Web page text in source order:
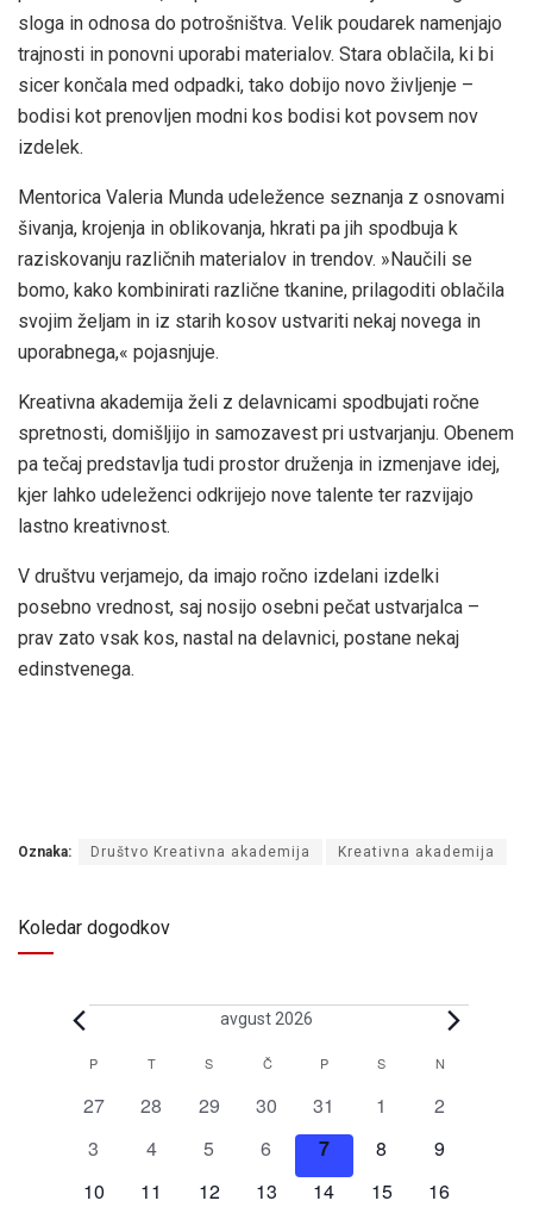
sloga in odnosa do potrošništva. Velik poudarek namenjajo
trajnosti in ponovni uporabi materialov. Stara oblačila, ki bi
sicer končala med odpadki, tako dobijo novo življenje –
bodisi kot prenovljen modni kos bodisi kot povsem nov
izdelek.
Mentorica Valeria Munda udeležence seznanja z osnovami
šivanja, krojenja in oblikovanja, hkrati pa jih spodbuja k
raziskovanju različnih materialov in trendov. »Naučili se
bomo, kako kombinirati različne tkanine, prilagoditi oblačila
svojim željam in iz starih kosov ustvariti nekaj novega in
uporabnega,« pojasnjuje.
Kreativna akademija želi z delavnicami spodbujati ročne
spretnosti, domišljijo in samozavest pri ustvarjanju. Obenem
pa tečaj predstavlja tudi prostor druženja in izmenjave idej,
kjer lahko udeleženci odkrijejo nove talente ter razvijajo
lastno kreativnost.
V društvu verjamejo, da imajo ročno izdelani izdelki
posebno vrednost, saj nosijo osebni pečat ustvarjalca –
prav zato vsak kos, nastal na delavnici, postane nekaj
edinstvenega.
Oznaka: Društvo Kreativna akademija Kreativna akademija
Koledar dogodkov
avgust 2026
Koledar
za
Dogodki
P T S Č P S N
0
27
0
28
0
29
0
dogodki
30
0
dogodki
31
0
1
0
2
0
3
0
4
0
5
0
dogodki
6
0
dogodki
7
0
8
0
9
0
10
0
11
0
12
0
13
0
14
0
15
0
16